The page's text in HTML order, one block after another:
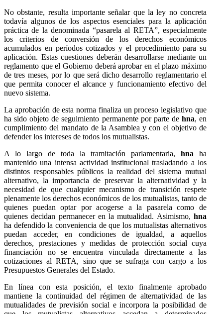
No obstante, resulta importante señalar que la ley no concreta
todavía algunos de los aspectos esenciales para la aplicación
práctica de la denominada “pasarela al RETA”, especialmente
los criterios de conversión de los derechos económicos
acumulados en períodos cotizados y el procedimiento para su
aplicación. Estas cuestiones deberán desarrollarse mediante un
reglamento que el Gobierno deberá aprobar en el plazo máximo
de tres meses, por lo que será dicho desarrollo reglamentario el
que permita conocer el alcance y funcionamiento efectivo del
nuevo sistema.
La aprobación de esta norma finaliza un proceso legislativo que
ha sido objeto de seguimiento permanente por parte de hna, en
cumplimiento del mandato de la Asamblea y con el objetivo de
defender los intereses de todos los mutualistas.
A lo largo de toda la tramitación parlamentaria, hna ha
mantenido una intensa actividad institucional trasladando a los
distintos responsables públicos la realidad del sistema mutual
alternativo, la importancia de preservar la alternatividad y la
necesidad de que cualquier mecanismo de transición respete
plenamente los derechos económicos de los mutualistas, tanto de
quienes puedan optar por acogerse a la pasarela como de
quienes decidan permanecer en la mutualidad. Asimismo, hna
ha defendido la conveniencia de que los mutualistas alternativos
puedan acceder, en condiciones de igualdad, a aquellos
derechos, prestaciones y medidas de protección social cuya
financiación no se encuentra vinculada directamente a las
cotizaciones al RETA, sino que se sufraga con cargo a los
Presupuestos Generales del Estado.
En línea con esta posición, el texto finalmente aprobado
mantiene la continuidad del régimen de alternatividad de las
mutualidades de previsión social e incorpora la posibilidad de